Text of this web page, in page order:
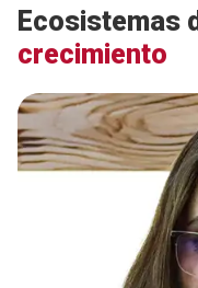
Ecosistemas
crecimiento